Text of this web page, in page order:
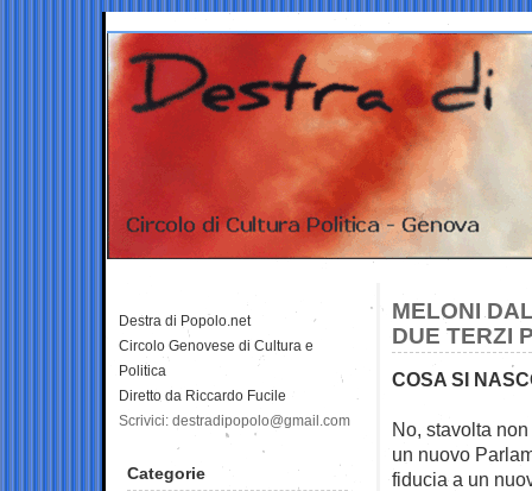
MELONI
DUE TERZI
COSA SI
No, stavolta
un nuovo
fiducia a un
Destra di Popolo.net
Circolo Genovese di Cultura e
Politica
Diretto da Riccardo Fucile
Scrivici: destradipopolo@gmail.com
Categorie